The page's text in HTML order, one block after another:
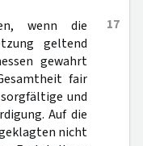
17
wenn die
geltend
gewahrt
fair
und
Auf die
nicht